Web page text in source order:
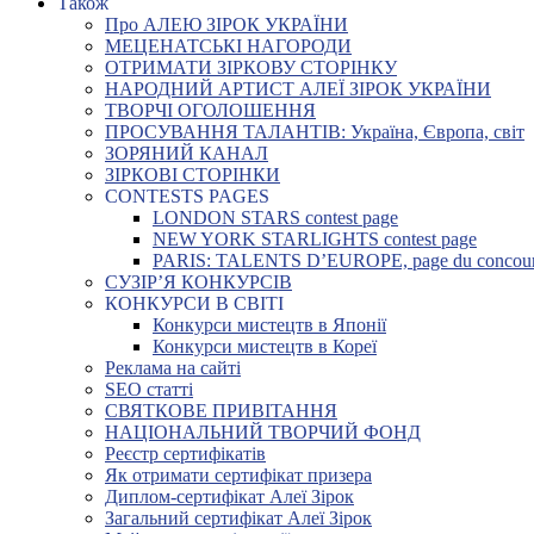
Про АЛЕЮ ЗІРОК УКРАЇНИ
МЕЦЕНАТСЬКІ НАГОРОДИ
ОТРИМАТИ ЗІРКОВУ СТОРІНКУ
НАРОДНИЙ АРТИСТ АЛЕЇ ЗІРОК УКРАЇНИ
ТВОРЧІ ОГОЛОШЕННЯ
ПРОСУВАННЯ ТАЛАНТІВ: Україна, Європа, світ
ЗОРЯНИЙ КАНАЛ
ЗІРКОВІ СТОРІНКИ
CONTESTS PAGES
LONDON STARS contest page
NEW YORK STARLIGHTS contest page
PARIS: TALENTS D’EUROPE, page du
СУЗІР’Я КОНКУРСІВ
КОНКУРСИ В СВІТІ
Конкурси мистецтв в Японії
Конкурси мистецтв в Кореї
Реклама на сайті
SEO статті
СВЯТКОВЕ ПРИВІТАННЯ
НАЦІОНАЛЬНИЙ ТВОРЧИЙ ФОНД
Реєстр сертифікатів
Як отримати сертифікат призера
Диплом-сертифікат Алеї Зірок
Загальний сертифікат Алеї Зірок